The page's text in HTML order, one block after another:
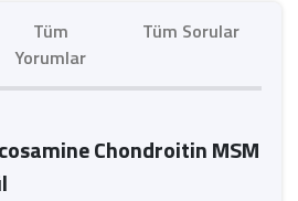
Tüm
Yorumlar
Tüm Sorular
Chondroitin MSM